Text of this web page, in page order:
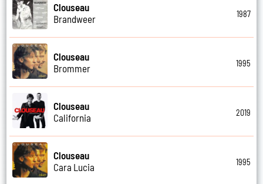
Clouseau
Brandweer
1987
Clouseau
Brommer
1995
Clouseau
California
2019
Clouseau
Cara Lucia
1995